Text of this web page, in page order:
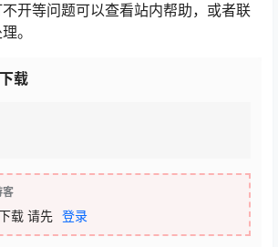
开等问题可以查看站内帮助，或者联
。
载
客
载 请先 登录